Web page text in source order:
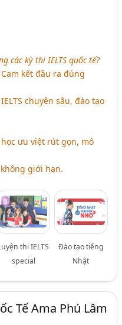
các kỳ thi IELTS quốc tế?
kết đầu ra đúng
chuyên sâu, đào tạo
ưu việt rút gọn, mô
giới hạn.
thi IELTS
special
Đào tạo tiếng
Nhật
Tế Ama Phú Lâm